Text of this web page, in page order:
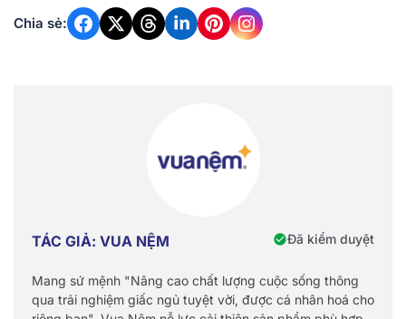
Chia sẻ:
TÁC GIẢ: VUA NỆM Đã kiểm duyệt
Mang sứ mệnh "Nâng cao chất lượng cuộc sống thông
qua trải nghiệm giấc ngủ tuyệt vời, được cá nhân hoá cho